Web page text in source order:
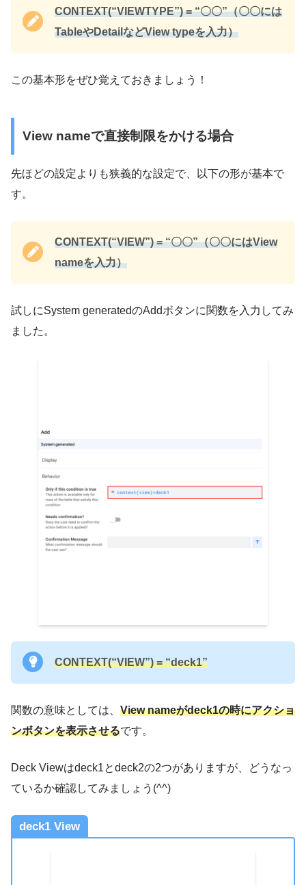
CONTEXT(“VIEWTYPE”) = “〇〇”（〇〇には
TableやDetailなどView typeを入力）
この基本形をぜひ覚えておきましょう！
View nameで直接制限をかける場合
先ほどの設定よりも狭義的な設定で、以下の形が基本で
す。
CONTEXT(“VIEW”) = “〇〇”（〇〇にはView
nameを入力）
試しにSystem generatedのAddボタンに関数を入力してみ
ました。
CONTEXT(“VIEW”) = “deck1”
関数の意味としては、 View nameがdeck1の時にアクショ
ンボタンを表示させるです。
Deck Viewはdeck1とdeck2の2つがありますが、どうなっ
ているか確認してみましょう(^^)
deck1 View